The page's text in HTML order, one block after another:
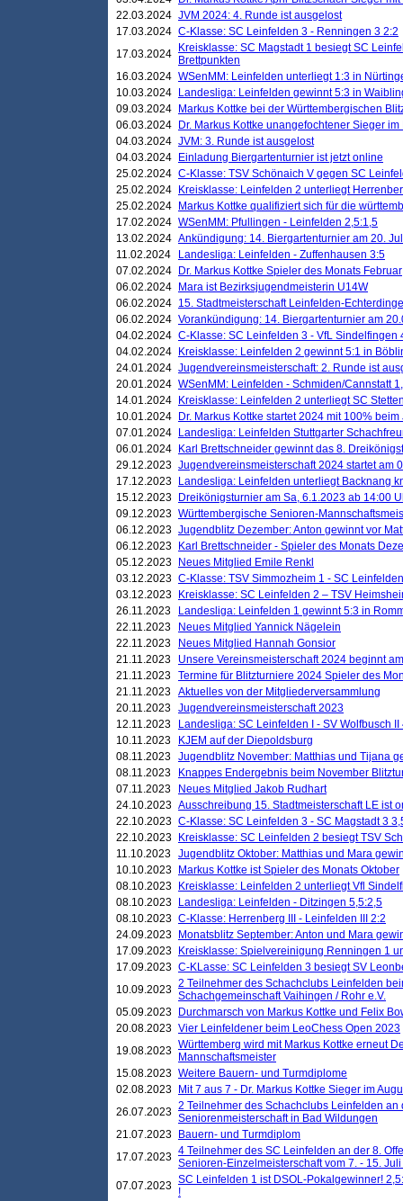
22.03.2024 JVM 2024: 4. Runde ist ausgelost
17.03.2024 C-Klasse: SC Leinfelden 3 - Renningen 3 2:2
17.03.2024
Kreisklasse: SC Magstadt 1 besiegt SC
Brettpunkten
16.03.2024 WSenMM: Leinfelden unterliegt 1:3 in
10.03.2024
Landesliga: Leinfelden gewinnt 5:3 in
09.03.2024
Markus Kottke bei der Württembergischen
06.03.2024
Dr. Markus Kottke unangefochtener Sieger
04.03.2024 JVM: 3. Runde ist ausgelost
04.03.2024
Einladung Biergartenturnier ist jetzt online
25.02.2024 C-Klasse: TSV Schönaich V gegen SC
25.02.2024
Kreisklasse: Leinfelden 2 unterliegt
25.02.2024
Markus Kottke qualifiziert sich für die
17.02.2024 WSenMM: Pfullingen - Leinfelden 2,5:1,5
13.02.2024 Ankündigung: 14. Biergartenturnier am 20.
11.02.2024
Landesliga: Leinfelden - Zuffenhausen 3:5
07.02.2024
Dr. Markus Kottke Spieler des Monats Februar
06.02.2024
Mara ist Bezirksjugendmeisterin U14W
06.02.2024 15. Stadtmeisterschaft Leinfelden-
06.02.2024 Vorankündigung: 14. Biergartenturnier am
04.02.2024 C-Klasse: SC Leinfelden 3 - VfL Sindelfingen
04.02.2024
Kreisklasse: Leinfelden 2 gewinnt 5:1 in
24.01.2024 Jugendvereinsmeisterschaft: 2. Runde ist
20.01.2024 WSenMM: Leinfelden - Schmiden/Cannstatt
14.01.2024
Kreisklasse: Leinfelden 2 unterliegt SC
10.01.2024
Dr. Markus Kottke startet 2024 mit 100%
07.01.2024
Landesliga: Leinfelden Stuttgarter
06.01.2024
Karl Brettschneider gewinnt das 8.
29.12.2023 Jugendvereinsmeisterschaft 2024 startet am
17.12.2023
Landesliga: Leinfelden unterliegt Backnang
15.12.2023
Dreikönigsturnier am Sa, 6.1.2023 ab 14:00
09.12.2023 Württembergische Senioren-
06.12.2023 Jugendblitz Dezember: Anton gewinnt vor
06.12.2023
Karl Brettschneider - Spieler des Monats
05.12.2023
Neues Mitglied Emile Renkl
03.12.2023 C-Klasse: TSV Simmozheim 1 - SC
03.12.2023
Kreisklasse: SC Leinfelden 2 – TSV
26.11.2023
Landesliga: Leinfelden 1 gewinnt 5:3 in
22.11.2023
Neues Mitglied Yannick Nägelein
22.11.2023
Neues Mitglied Hannah Gonsior
21.11.2023
Unsere Vereinsmeisterschaft 2024 beginnt
21.11.2023 Termine für Blitzturniere 2024 Spieler des
21.11.2023 Aktuelles von der Mitgliederversammlung
20.11.2023 Jugendvereinsmeisterschaft 2023
12.11.2023
Landesliga: SC Leinfelden I - SV Wolfbusch II
10.11.2023
KJEM auf der Diepoldsburg
08.11.2023 Jugendblitz November: Matthias und Tijana
08.11.2023
Knappes Endergebnis beim November
07.11.2023
Neues Mitglied Jakob Rudhart
24.10.2023 Ausschreibung 15. Stadtmeisterschaft LE ist
22.10.2023 C-Klasse: SC Leinfelden 3 - SC Magstadt 3
22.10.2023
Kreisklasse: SC Leinfelden 2 besiegt TSV
11.10.2023 Jugendblitz Oktober: Matthias und Mara
10.10.2023
Markus Kottke ist Spieler des Monats Oktober
08.10.2023
Kreisklasse: Leinfelden 2 unterliegt Vfl
08.10.2023
Landesliga: Leinfelden - Ditzingen 5,5:2,5
08.10.2023 C-Klasse: Herrenberg III - Leinfelden III 2:2
24.09.2023
Monatsblitz September: Anton und Mara
17.09.2023
Kreisklasse: Spielvereinigung Renningen 1
17.09.2023 C-KLasse: SC Leinfelden 3 besiegt SV
10.09.2023 2 Teilnehmer des Schachclubs Leinfelden
Schachgemeinschaft Vaihingen / Rohr e.V.
05.09.2023
Durchmarsch von Markus Kottke und Felix
20.08.2023 Vier Leinfeldener beim LeoChess Open 2023
19.08.2023 Württemberg wird mit Markus Kottke erneut
Mannschaftsmeister
15.08.2023 Weitere Bauern- und Turmdiplome
02.08.2023
Mit 7 aus 7 - Dr. Markus Kottke Sieger im
26.07.2023 2 Teilnehmer des Schachclubs Leinfelden an
Seniorenmeisterschaft in Bad Wildungen
21.07.2023
Bauern- und Turmdiplom
17.07.2023 4 Teilnehmer des SC Leinfelden an der 8.
Senioren-Einzelmeisterschaft vom 7. - 15.
07.07.2023 SC Leinfelden 1 ist DSOL-Pokalgewinner!
!